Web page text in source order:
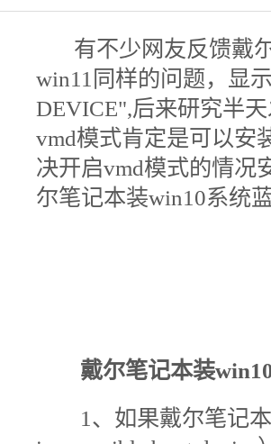
有不少网友反馈戴
win11同样的问题，显
DEVICE",后来研究半
vmd模式肯定是可以安
决开启vmd模式的情况
尔笔记本装win10系统
戴尔笔记本装
1、 如果戴尔笔记